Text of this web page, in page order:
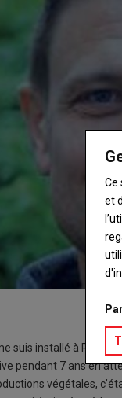
suis installé à
pendant 7 ans en
végétales,
Ce
et